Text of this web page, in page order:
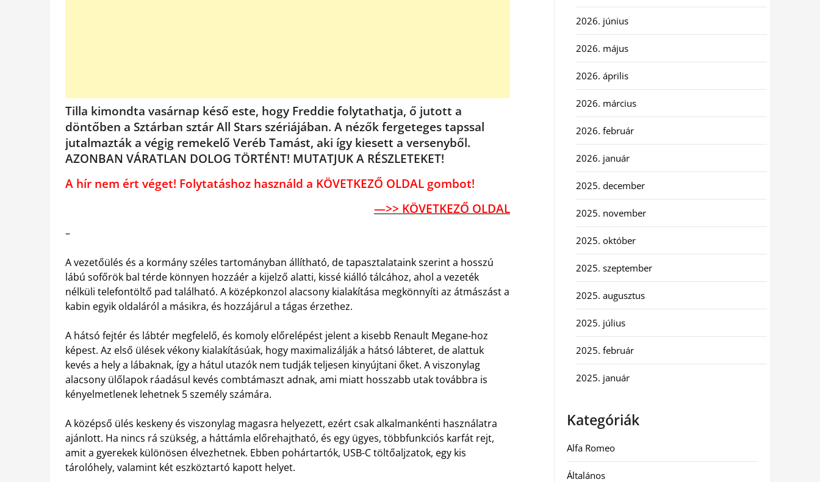
Tilla kimondta vasárnap késő este, hogy Freddie folytathatja, ő jutott a
döntőben a Sztárban sztár All Stars szériájában. A nézők fergeteges tapssal
jutalmazták a végig remekelő Veréb Tamást, aki így kiesett a versenyből.
AZONBAN VÁRATLAN DOLOG TÖRTÉNT! MUTATJUK A RÉSZLETEKET!
A hír nem ért véget! Folytatáshoz használd a KÖVETKEZŐ OLDAL gombot!
—>> KÖVETKEZŐ OLDAL
–
A vezetőülés és a kormány széles tartományban állítható, de tapasztalataink szerint a hosszú
lábú sofőrök bal térde könnyen hozzáér a kijelző alatti, kissé kiálló tálcához, ahol a vezeték
nélküli telefontöltő pad található. A középkonzol alacsony kialakítása megkönnyíti az átmászást a
kabin egyik oldaláról a másikra, és hozzájárul a tágas érzethez.
A hátsó fejtér és lábtér megfelelő, és komoly előrelépést jelent a kisebb Renault Megane-hoz
képest. Az első ülések vékony kialakításúak, hogy maximalizálják a hátsó lábteret, de alattuk
kevés a hely a lábaknak, így a hátul utazók nem tudják teljesen kinyújtani őket. A viszonylag
alacsony ülőlapok ráadásul kevés combtámaszt adnak, ami miatt hosszabb utak továbbra is
kényelmetlenek lehetnek 5 személy számára.
A középső ülés keskeny és viszonylag magasra helyezett, ezért csak alkalmankénti használatra
ajánlott. Ha nincs rá szükség, a háttámla előrehajtható, és egy ügyes, többfunkciós karfát rejt,
amit a gyerekek különösen élvezhetnek. Ebben pohártartók, USB-C töltőaljzatok, egy kis
tárolóhely, valamint két eszköztartó kapott helyet.
2026. június
2026. május
2026. április
2026. március
2026. február
2026. január
2025. december
2025. november
2025. október
2025. szeptember
2025. augusztus
2025. július
2025. február
2025. január
Kategóriák
Alfa Romeo
Általános